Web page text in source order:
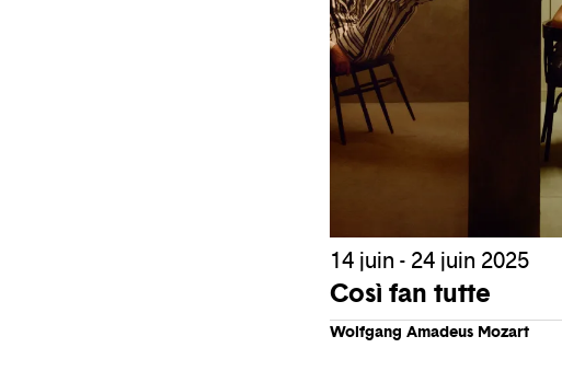
14 juin - 24 juin 2025
Così fan tutte
Wolfgang Amadeus Mozart